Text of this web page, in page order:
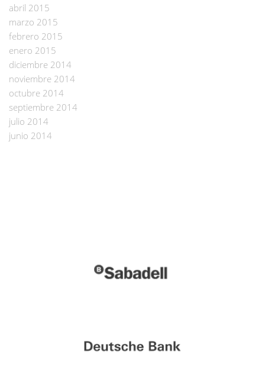
abril 2015
marzo 2015
febrero 2015
enero 2015
diciembre 2014
noviembre 2014
octubre 2014
septiembre 2014
julio 2014
junio 2014